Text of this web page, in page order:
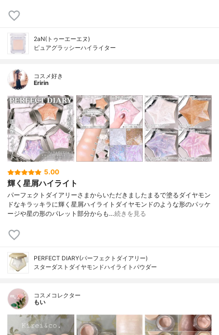
2aN(トゥーエーエヌ)
ピュアグラッシーハイライター
コスメ好き
Eririn
5.00
輝く星屑ハイライト
パーフェクトダイアリーさまからいただきましたまるで塗るダイヤモン
ドなキラッキラに輝く星屑ハイライトダイヤモンドのような形のパッケ
ージや星の形のパレット部分からも…続きを見る
PERFECT DIARY(パーフェクトダイアリー)
スターダストダイヤモンドハイライトパウダー
コスメコレクター
もい